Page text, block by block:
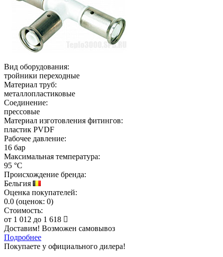
Вид оборудования:
тройники переходные
Материал труб:
металлопластиковые
Соединение:
прессовые
Материал изготовления фитингов:
пластик PVDF
Рабочее давление:
16 бар
Максимальная температура:
95 °C
Происхождение бренда:
Бельгия
Оценка покупателей:
0.0 (оценок: 0)
Стоимость:
от 1 012 до 1 618
Доставим! Возможен самовывоз
Подробнее
Покупаете у официального дилера!